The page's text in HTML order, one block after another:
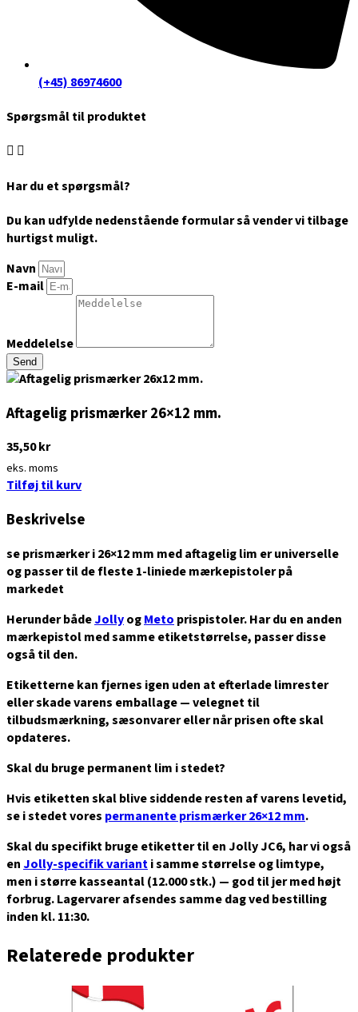
(+45) 86974600
Spørgsmål til produktet
Har du et spørgsmål?
Du kan udfylde nedenstående formular så vender vi tilbage
hurtigst muligt.
Navn
E-mail
Meddelelse
Send
Aftagelig prismærker 26×12 mm.
35,50kr
eks. moms
Tilføj til kurv
Beskrivelse
seprismærker i 26×12 mm med aftagelig lim er universelle
og passer til de fleste 1-liniede mærkepistoler på
markedet
Herunder bådeJollyogMeto prispistoler. Har du en anden
mærkepistol med samme etiketstørrelse, passer disse
også til den.
Etiketterne kan fjernes igen uden at efterlade limrester
eller skade varens emballage — velegnet til
tilbudsmærkning, sæsonvarer eller når prisen ofte skal
opdateres.
Skal du bruge permanent lim i stedet?
Hvis etiketten skal blive siddende resten af varens levetid,
se i stedet vores permanente prismærker 26×12 mm.
Skal du specifikt bruge etiketter til enJolly JC6, har vi også
enJolly-specifik varianti samme størrelse og limtype,
men i større kasseantal (12.000 stk.) — god til jer med højt
forbrug. Lagervarer afsendes samme dag ved bestilling
inden kl. 11:30.
Relaterede produkter